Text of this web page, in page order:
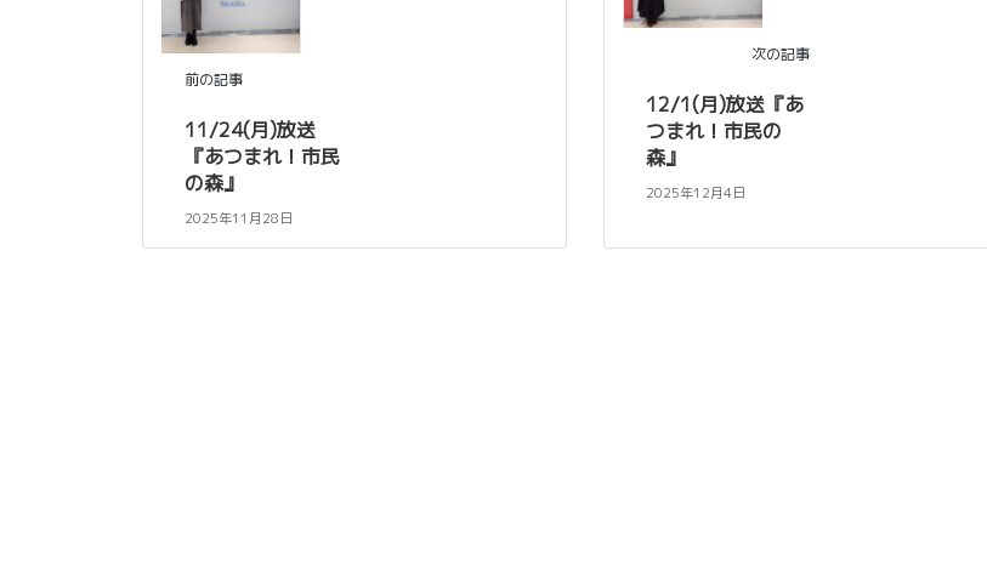
前の記事
11/24(月)放送
『あつまれ！市民
の森』
2025年11月28日
次の記事
12/1(月)放送『あ
つまれ！市民の
森』
2025年12月4日